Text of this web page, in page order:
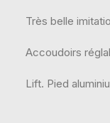
Très belle
Accoudoirs
Lift. Pied